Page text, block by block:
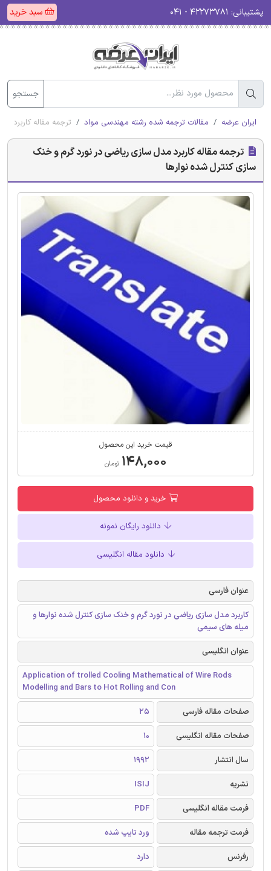
پشتیبانی: سبد خرید
جستجو
ایران عرضه مقالات ترجمه شده رشته مهندسی مواد ترجمه مقاله کاربرد
ترجمه مقاله کاربرد مدل ‌سازی ریاضی در نورد گرم و خنک
‌سازی کنترل شده‌ نوارها
قیمت خرید این محصول
۱۴۸,۰۰۰ تومان
خرید و دانلود محصول
دانلود رایگان نمونه
دانلود مقاله انگلیسی
عنوان فارسی
کاربرد مدل ‌سازی ریاضی در نورد گرم و خنک ‌سازی کنترل شده‌ نوارها و
میله‌ های سیمی
عنوان انگلیسی
Application of trolled Cooling Mathematical of Wire Rods
Modelling and Bars to Hot Rolling and Con
صفحات مقاله فارسی
25
صفحات مقاله انگلیسی
10
سال انتشار
1992
نشریه
ISIJ
فرمت مقاله انگلیسی
PDF
فرمت ترجمه مقاله
ورد تایپ شده
رفرنس
دارد